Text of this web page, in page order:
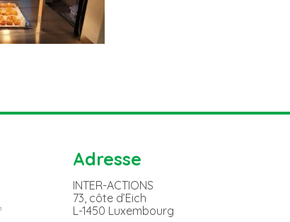
Adresse
INTER-ACTIONS
73, côte d’Eich
L-1450 Luxembourg